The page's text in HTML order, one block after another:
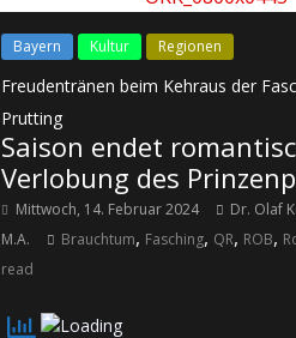
Bayern Kultur Regionen
Freudentränen beim Kehraus der
Prutting
Saison endet
Verlobung des
Mittwoch, 14. Februar 2024
Dr. Olaf
M.A.
Brauchtum, Fasching, QR, ROB,
read